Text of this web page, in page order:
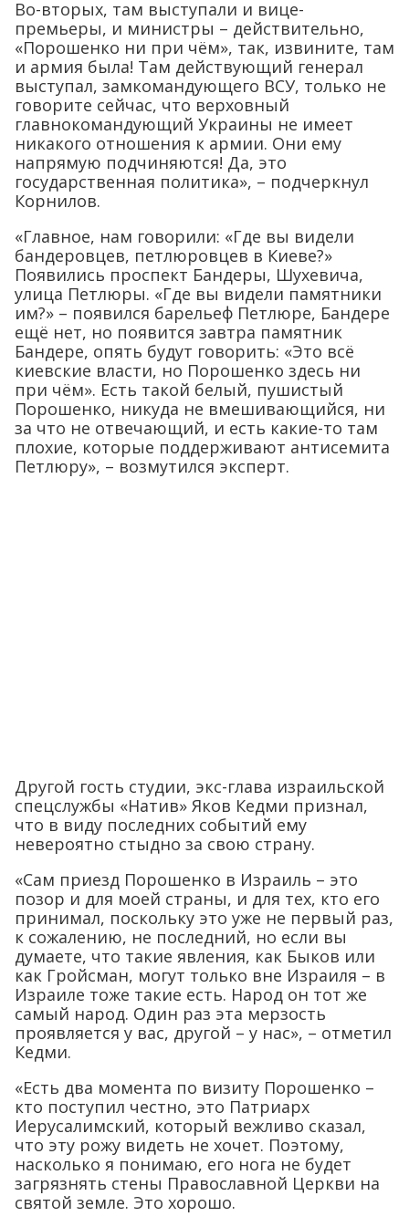
Во-вторых, там выступали и вице-
премьеры, и министры – действительно,
«Порошенко ни при чём», так, извините, там
и армия была! Там действующий генерал
выступал, замкомандующего ВСУ, только не
говорите сейчас, что верховный
главнокомандующий Украины не имеет
никакого отношения к армии. Они ему
напрямую подчиняются! Да, это
государственная политика», – подчеркнул
Корнилов.
«Главное, нам говорили: «Где вы видели
бандеровцев, петлюровцев в Киеве?»
Появились проспект Бандеры, Шухевича,
улица Петлюры. «Где вы видели памятники
им?» – появился барельеф Петлюре, Бандере
ещё нет, но появится завтра памятник
Бандере, опять будут говорить: «Это всё
киевские власти, но Порошенко здесь ни
при чём». Есть такой белый, пушистый
Порошенко, никуда не вмешивающийся, ни
за что не отвечающий, и есть какие-то там
плохие, которые поддерживают антисемита
Петлюру», – возмутился эксперт.
Другой гость студии, экс-глава израильской
спецслужбы «Натив» Яков Кедми признал,
что в виду последних событий ему
невероятно стыдно за свою страну.
«Сам приезд Порошенко в Израиль – это
позор и для моей страны, и для тех, кто его
принимал, поскольку это уже не первый раз,
к сожалению, не последний, но если вы
думаете, что такие явления, как Быков или
как Гройсман, могут только вне Израиля – в
Израиле тоже такие есть. Народ он тот же
самый народ. Один раз эта мерзость
проявляется у вас, другой – у нас», – отметил
Кедми.
«Есть два момента по визиту Порошенко –
кто поступил честно, это Патриарх
Иерусалимский, который вежливо сказал,
что эту рожу видеть не хочет. Поэтому,
насколько я понимаю, его нога не будет
загрязнять стены Православной Церкви на
святой земле. Это хорошо.